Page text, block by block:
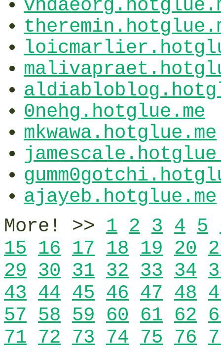
0nehg.hotglue.me
mkwawa.hotglue.me
ajayeb.hotglue.me
More! >> 1 2 3 4 5
15 16 17 18 19 20
29 30 31 32 33 34
43 44 45 46 47 48
57 58 59 60 61 62
71 72 73 74 75 76